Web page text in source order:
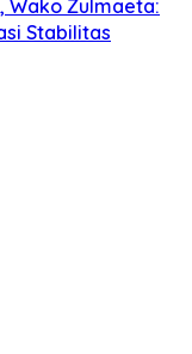
Wako Zulmaeta:
Stabilitas